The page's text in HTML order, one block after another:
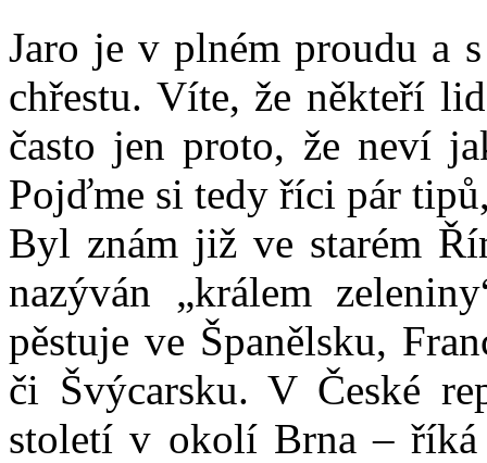
Jaro je v plném proudu a
chřestu. Víte, že někteří
často jen proto, že neví
Pojďme si tedy říci pár
Byl znám již ve starém
nazýván „králem
pěstuje ve Španělsku,
či Švýcarsku. V České
století v okolí Brna – říká